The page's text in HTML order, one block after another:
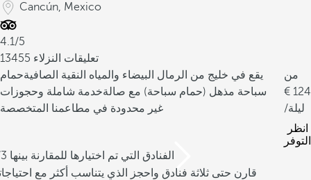
Cancún, Mexico
4.1/5
13455 تعليقات النزلاء
يقع في خليج من الرمال البيضاء والمياه النقية الصافيةحمام
سباحة مذهل (حمام سباحة) مع صالةخدمة شاملة وحجوزات
غير محدودة في مطاعمنا المتخصصة
من
124
/ليلة
انظر
التوفر
/3 الفنادق التي تم اختيارها للمقارنة بينها
قارن حتى ثلاثة فنادق واحجز الذي يتناسب أكثر مع